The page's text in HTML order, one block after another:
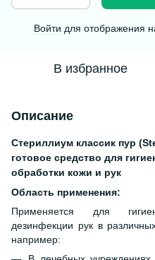
Войти для отображения
В избранное
Описание
Стериллиум классик пур
готовое средство для
обработки кожи и рук
Область применения:
Применяется для
дезинфекции рук в
например: